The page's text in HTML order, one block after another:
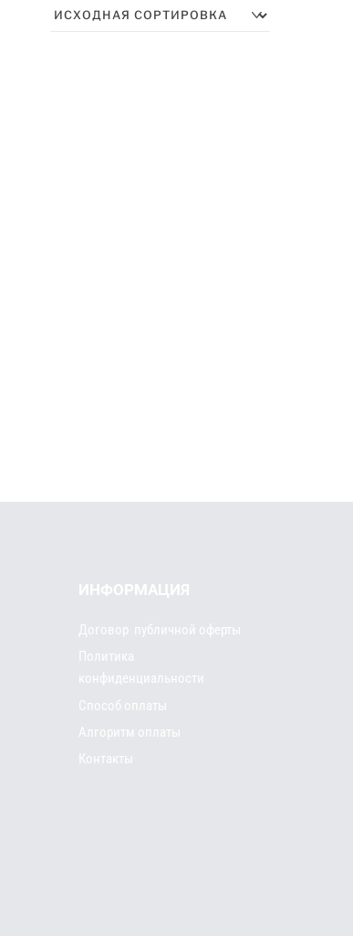
ИНФОРМАЦИЯ
Договор публичной оферты
Политика
конфиденциальности
Способ оплаты
Алгоритм оплаты
Контакты